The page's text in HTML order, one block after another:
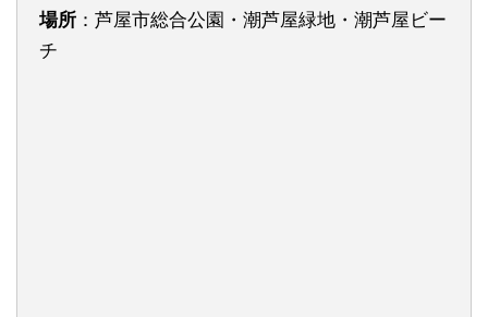
場所 ：芦屋市総合公園・潮芦屋緑地・潮芦屋ビー
チ